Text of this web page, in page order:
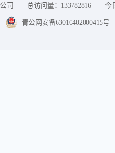
司 总访问量： 133782816 今
青公网安备63010402000415号